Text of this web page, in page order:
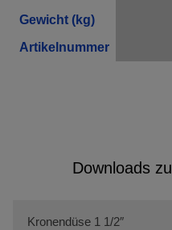
Gewicht (kg)
Artikelnummer
Downloads
Kronendüse 1 1/2″